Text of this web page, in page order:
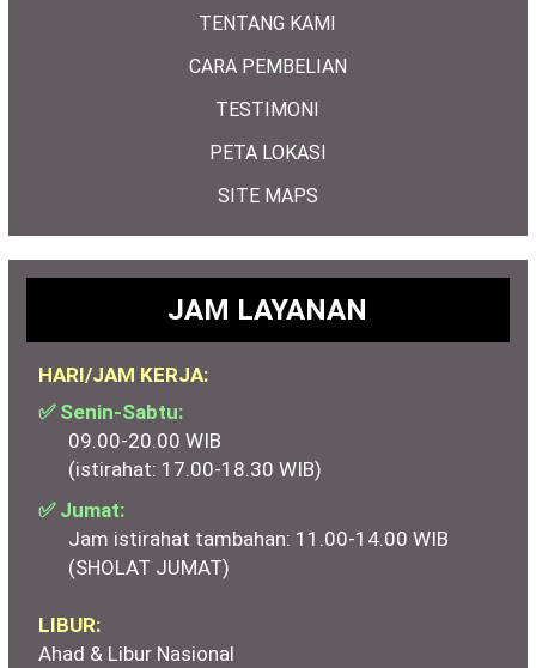
TENTANG KAMI
CARA PEMBELIAN
TESTIMONI
PETA LOKASI
SITE MAPS
JAM LAYANAN
HARI/JAM KERJA:
✅ Senin-Sabtu:
09.00-20.00 WIB
(istirahat: 17.00-18.30 WIB)
✅ Jumat:
Jam istirahat tambahan: 11.00-14.00 WIB
(SHOLAT JUMAT)
LIBUR:
Ahad & Libur Nasional